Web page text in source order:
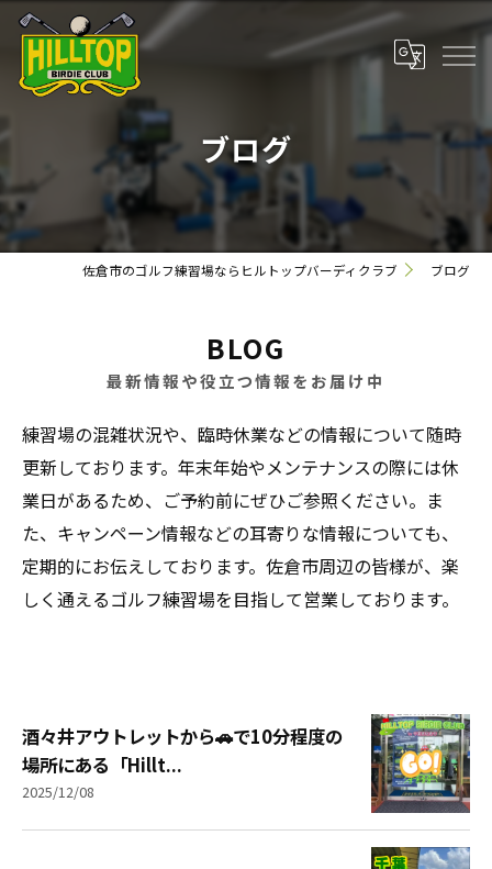
ブログ
佐倉市のゴルフ練習場ならヒルトップバーディクラブ ブログ
BLOG
最新情報や役立つ情報をお届け中
練習場の混雑状況や、臨時休業などの情報について随時
更新しております。年末年始やメンテナンスの際には休
業日があるため、ご予約前にぜひご参照ください。ま
た、キャンペーン情報などの耳寄りな情報についても、
定期的にお伝えしております。佐倉市周辺の皆様が、楽
しく通えるゴルフ練習場を目指して営業しております。
酒々井アウトレットから🚗で10分程度の
場所にある「Hillt...
2025/12/08